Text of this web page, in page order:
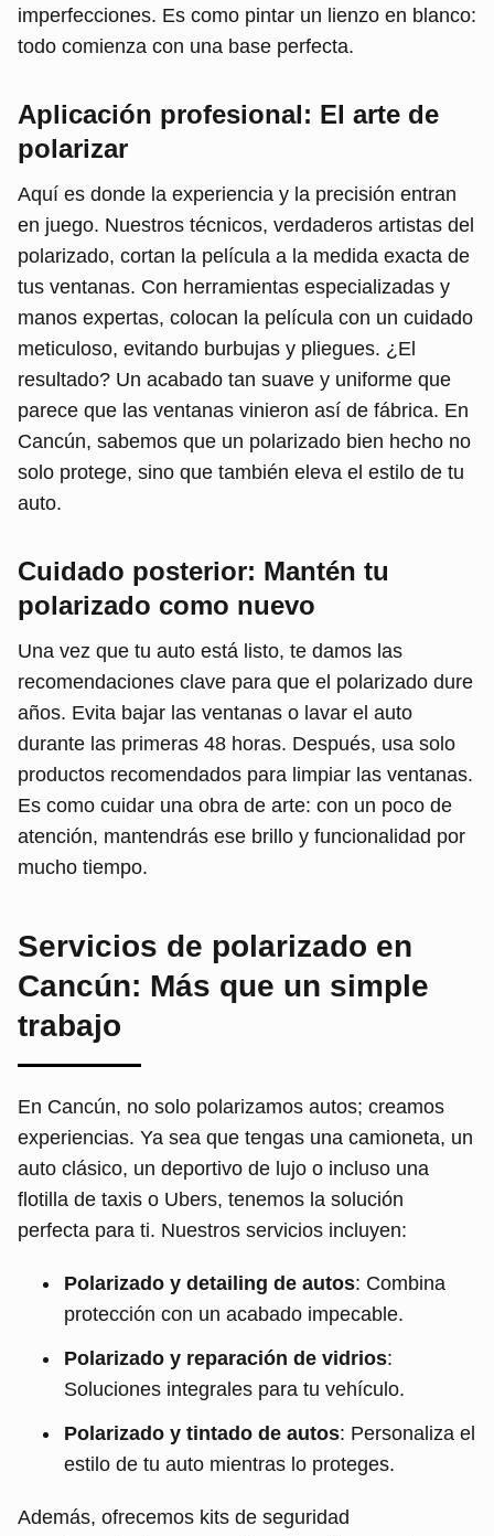
imperfecciones. Es como pintar un lienzo en blanco:
todo comienza con una base perfecta.
Aplicación profesional: El arte de
polarizar
Aquí es donde la experiencia y la precisión entran
en juego. Nuestros técnicos, verdaderos artistas del
polarizado, cortan la película a la medida exacta de
tus ventanas. Con herramientas especializadas y
manos expertas, colocan la película con un cuidado
meticuloso, evitando burbujas y pliegues. ¿El
resultado? Un acabado tan suave y uniforme que
parece que las ventanas vinieron así de fábrica. En
Cancún, sabemos que un polarizado bien hecho no
solo protege, sino que también eleva el estilo de tu
auto.
Cuidado posterior: Mantén tu
polarizado como nuevo
Una vez que tu auto está listo, te damos las
recomendaciones clave para que el polarizado dure
años. Evita bajar las ventanas o lavar el auto
durante las primeras 48 horas. Después, usa solo
productos recomendados para limpiar las ventanas.
Es como cuidar una obra de arte: con un poco de
atención, mantendrás ese brillo y funcionalidad por
mucho tiempo.
Servicios de polarizado en
Cancún: Más que un simple
trabajo
En Cancún, no solo polarizamos autos; creamos
experiencias. Ya sea que tengas una camioneta, un
auto clásico, un deportivo de lujo o incluso una
flotilla de taxis o Ubers, tenemos la solución
perfecta para ti. Nuestros servicios incluyen:
Polarizado y detailing de autos: Combina
protección con un acabado impecable.
Polarizado y reparación de vidrios:
Soluciones integrales para tu vehículo.
Polarizado y tintado de autos: Personaliza el
estilo de tu auto mientras lo proteges.
Además, ofrecemos kits de seguridad